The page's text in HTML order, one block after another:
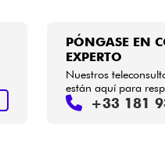
PÓNGASE EN
EXPERTO
Nuestros
están aquí para
+33 181